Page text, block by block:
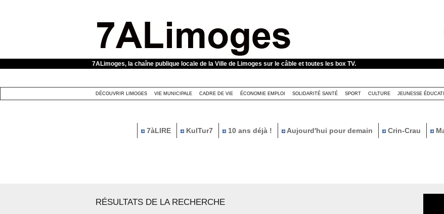
7ALimoges, la chaîne publique locale de la Ville de Limoges sur le câble et toutes les box TV.
DÉCOUVRIR LIMOGES VIE MUNICIPALE CADRE DE VIE ÉCONOMIE EMPLOI SOLIDARITÉ SANTÉ SPORT CULTURE JEUNESSE
7àLIRE KulTur7 10 ans déjà ! Aujourd'hui pour demain Crin-Crau
RÉSULTATS DE LA RECHERCHE